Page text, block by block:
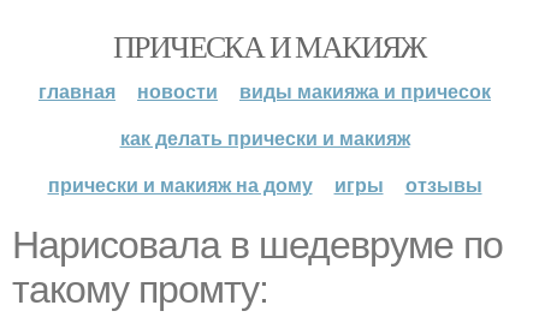
ПРИЧЕСКА И МАКИЯЖ
главная новости
виды макияжа и причесок
как делать прически и макияж
прически и макияж на дому
игры отзывы
Нарисовала в шедевруме по
такому промту: